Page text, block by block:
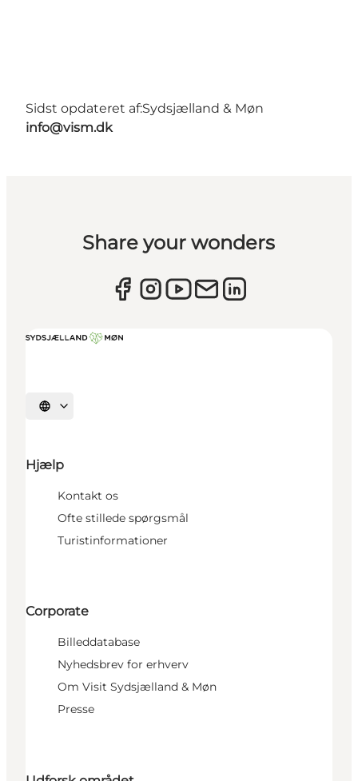
Sidst opdateret af:Sydsjælland & Møn
info@vism.dk
Share your wonders
Vælg sprog
Hjælp
Kontakt os
Ofte stillede spørgsmål
Turistinformationer
Corporate
Billeddatabase
Nyhedsbrev for erhverv
Om Visit Sydsjælland & Møn
Presse